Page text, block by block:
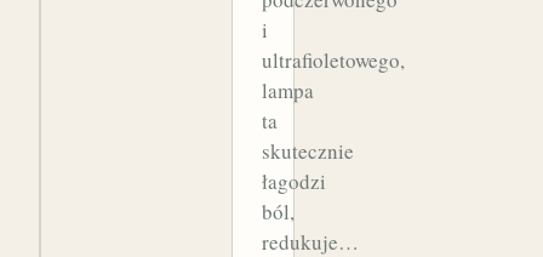
i
ultrafioletowego,
lampa
ta
skutecznie
łagodzi
ból,
redukuje…